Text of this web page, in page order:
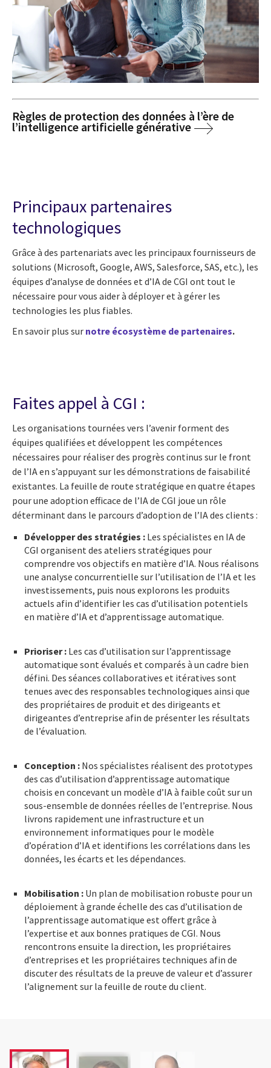
Règles de protection des données à l’ère de
l’intelligence artificielle générative
Principaux partenaires
technologiques
Grâce à des partenariats avec les principaux fournisseurs de
solutions (Microsoft, Google, AWS, Salesforce, SAS, etc.), les
équipes d’analyse de données et d’IA de CGI ont tout le
nécessaire pour vous aider à déployer et à gérer les
technologies les plus fiables.
En savoir plus sur notre écosystème de partenaires.
Faites appel à CGI :
Les organisations tournées vers l’avenir forment des
équipes qualifiées et développent les compétences
nécessaires pour réaliser des progrès continus sur le front
de l’IA en s’appuyant sur les démonstrations de faisabilité
existantes. La feuille de route stratégique en quatre étapes
pour une adoption efficace de l’IA de CGI joue un rôle
déterminant dans le parcours d’adoption de l’IA des clients :
Développer des stratégies : Les spécialistes en IA de
CGI organisent des ateliers stratégiques pour
comprendre vos objectifs en matière d’IA. Nous réalisons
une analyse concurrentielle sur l’utilisation de l’IA et les
investissements, puis nous explorons les produits
actuels afin d’identifier les cas d’utilisation potentiels
en matière d’IA et d’apprentissage automatique.
Prioriser : Les cas d’utilisation sur l’apprentissage
automatique sont évalués et comparés à un cadre bien
défini. Des séances collaboratives et itératives sont
tenues avec des responsables technologiques ainsi que
des propriétaires de produit et des dirigeants et
dirigeantes d’entreprise afin de présenter les résultats
de l’évaluation.
Conception : Nos spécialistes réalisent des prototypes
des cas d’utilisation d’apprentissage automatique
choisis en concevant un modèle d’IA à faible coût sur un
sous-ensemble de données réelles de l’entreprise. Nous
livrons rapidement une infrastructure et un
environnement informatiques pour le modèle
d’opération d’IA et identifions les corrélations dans les
données, les écarts et les dépendances.
Mobilisation : Un plan de mobilisation robuste pour un
déploiement à grande échelle des cas d’utilisation de
l’apprentissage automatique est offert grâce à
l’expertise et aux bonnes pratiques de CGI. Nous
rencontrons ensuite la direction, les propriétaires
d’entreprises et les propriétaires techniques afin de
discuter des résultats de la preuve de valeur et d’assurer
l’alignement sur la feuille de route du client.